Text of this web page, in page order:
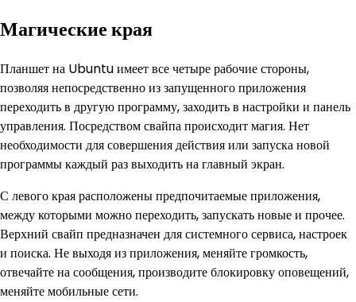
Магические края
Планшет на Ubuntu имеет все четыре рабочие стороны,
позволяя непосредственно из запущенного приложения
переходить в другую программу, заходить в настройки и панель
управления. Посредством свайпа происходит магия. Нет
необходимости для совершения действия или запуска новой
программы каждый раз выходить на главный экран.
С левого края расположены предпочитаемые приложения,
между которыми можно переходить, запускать новые и прочее.
Верхний свайп предназначен для системного сервиса, настроек
и поиска. Не выходя из приложения, меняйте громкость,
отвечайте на сообщения, производите блокировку оповещений,
меняйте мобильные сети.